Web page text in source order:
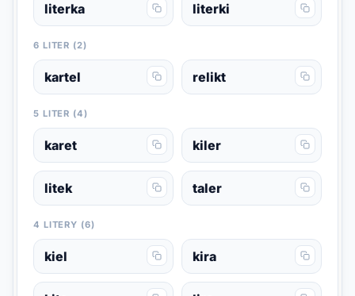
literka literki
6 LITER (2)
kartel relikt
5 LITER (4)
karet kiler
litek taler
4 LITERY (6)
kiel kira